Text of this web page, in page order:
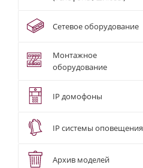
Сетевое оборудование
Монтажное
оборудование
IP домофоны
IP системы оповещения
Архив моделей